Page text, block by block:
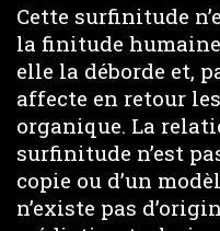
Cette surfinitude
la finitude
elle la déborde et,
affecte en retour
organique. La
surfinitude n’est
copie ou d’un
n’existe pas